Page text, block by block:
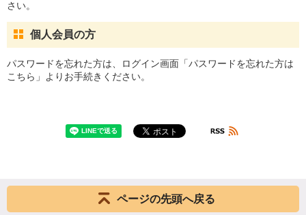
さい。
個人会員の方
パスワードを忘れた方は、ログイン画面「パスワードを忘れた方は
こちら」よりお手続きください。
ページの先頭へ戻る